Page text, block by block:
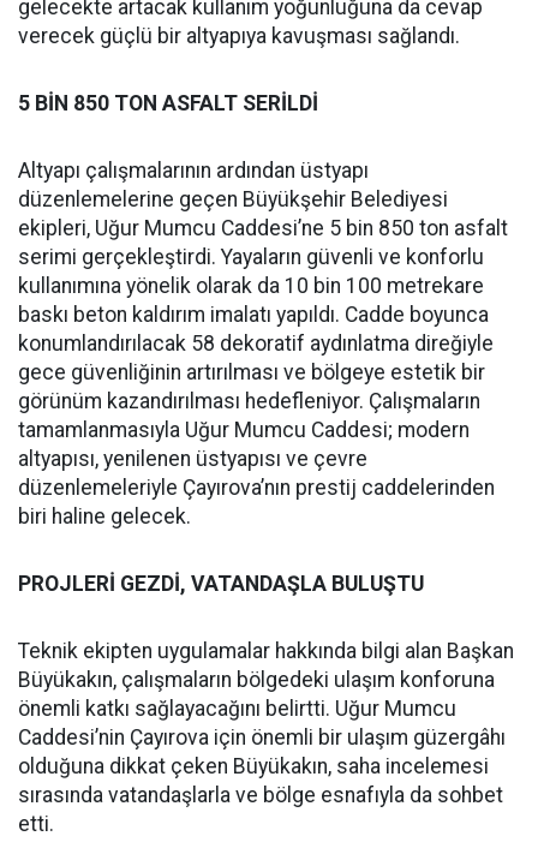
gelecekte artacak kullanım yoğunluğuna da cevap
verecek güçlü bir altyapıya kavuşması sağlandı.
5 BİN 850 TON ASFALT SERİLDİ
Altyapı çalışmalarının ardından üstyapı
düzenlemelerine geçen Büyükşehir Belediyesi
ekipleri, Uğur Mumcu Caddesi’ne 5 bin 850 ton asfalt
serimi gerçekleştirdi. Yayaların güvenli ve konforlu
kullanımına yönelik olarak da 10 bin 100 metrekare
baskı beton kaldırım imalatı yapıldı. Cadde boyunca
konumlandırılacak 58 dekoratif aydınlatma direğiyle
gece güvenliğinin artırılması ve bölgeye estetik bir
görünüm kazandırılması hedefleniyor. Çalışmaların
tamamlanmasıyla Uğur Mumcu Caddesi; modern
altyapısı, yenilenen üstyapısı ve çevre
düzenlemeleriyle Çayırova’nın prestij caddelerinden
biri haline gelecek.
PROJLERİ GEZDİ, VATANDAŞLA BULUŞTU
Teknik ekipten uygulamalar hakkında bilgi alan Başkan
Büyükakın, çalışmaların bölgedeki ulaşım konforuna
önemli katkı sağlayacağını belirtti. Uğur Mumcu
Caddesi’nin Çayırova için önemli bir ulaşım güzergâhı
olduğuna dikkat çeken Büyükakın, saha incelemesi
sırasında vatandaşlarla ve bölge esnafıyla da sohbet
etti.